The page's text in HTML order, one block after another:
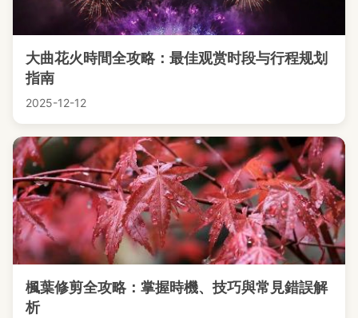
大曲花火時間全攻略：最佳观赏时段与行程规划
指南
2025-12-12
楓葉修剪全攻略：掌握時機、技巧與常見錯誤解
析